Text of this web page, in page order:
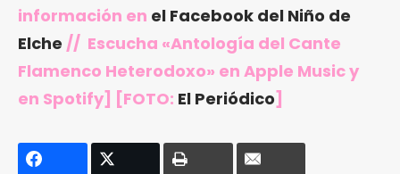
información en el Facebook del Niño de
Elche // Escucha «Antología del Cante
Flamenco Heterodoxo» en Apple Musicy
en Spotify] [FOTO: El Periódico]